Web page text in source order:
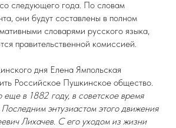
следующего года. По словам
они будут составлены в полном
словарями русского языка,
правительственной комиссией.
дня Елена Ямпольская
Российское Пушкинское общество.
в 1882 году, в советское время
энтузиастом этого движения
Лихачев. С его уходом из жизни